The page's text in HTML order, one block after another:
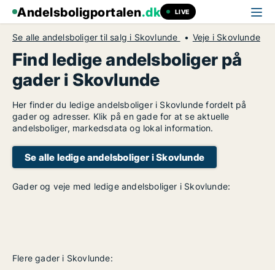
Andelsboligportalen.dk LIVE
Se alle andelsboliger til salg i Skovlunde Veje i Skovlunde
Find ledige andelsboliger på
gader i Skovlunde
Her finder du ledige andelsboliger i Skovlunde fordelt på
gader og adresser. Klik på en gade for at se aktuelle
andelsboliger, markedsdata og lokal information.
Se alle ledige andelsboliger i Skovlunde
Gader og veje med ledige andelsboliger i Skovlunde:
Flere gader i Skovlunde: